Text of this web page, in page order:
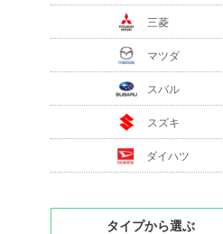
三菱
マツダ
スバル
スズキ
ダイハツ
タイプから選ぶ